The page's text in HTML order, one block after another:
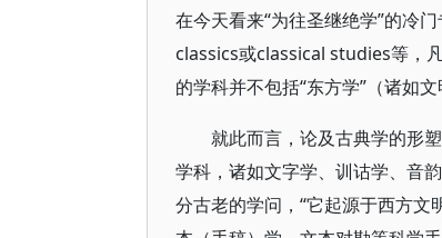
在今天看来“为往圣继绝学”的冷
classics或classical studies等，
的学科并不包括“东方学”（诸如
就此而言，论及古典学的形
学科，诸如文字学、训诂学、音
分古老的学问，“它起源于西方